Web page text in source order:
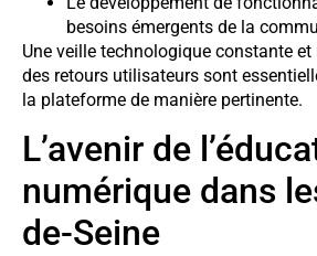
besoins émergents de la
Une veille technologique constante
des retours utilisateurs sont
la plateforme de manière pertinente.
L’avenir de
numérique dans
de-Seine